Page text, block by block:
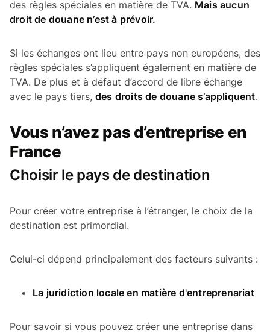
des règles spéciales en matière de TVA. Mais aucun
droit de douane n’est à prévoir.
Si les échanges ont lieu entre pays non européens, des
règles spéciales s’appliquent également en matière de
TVA. De plus et à défaut d’accord de libre échange
avec le pays tiers, des droits de douane s’appliquent.
Vous n’avez pas d’entreprise en
France
Choisir le pays de destination
Pour créer votre entreprise à l’étranger, le choix de la
destination est primordial.
Celui-ci dépend principalement des facteurs suivants :
La juridiction locale en matière d'entreprenariat
Pour savoir si vous pouvez créer une entreprise dans